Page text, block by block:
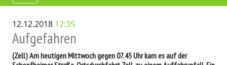
12.12.2018 12:35
Aufgefahren
(Zell)Am heutigen Mittwoch gegen 07.45 Uhr kam es auf der